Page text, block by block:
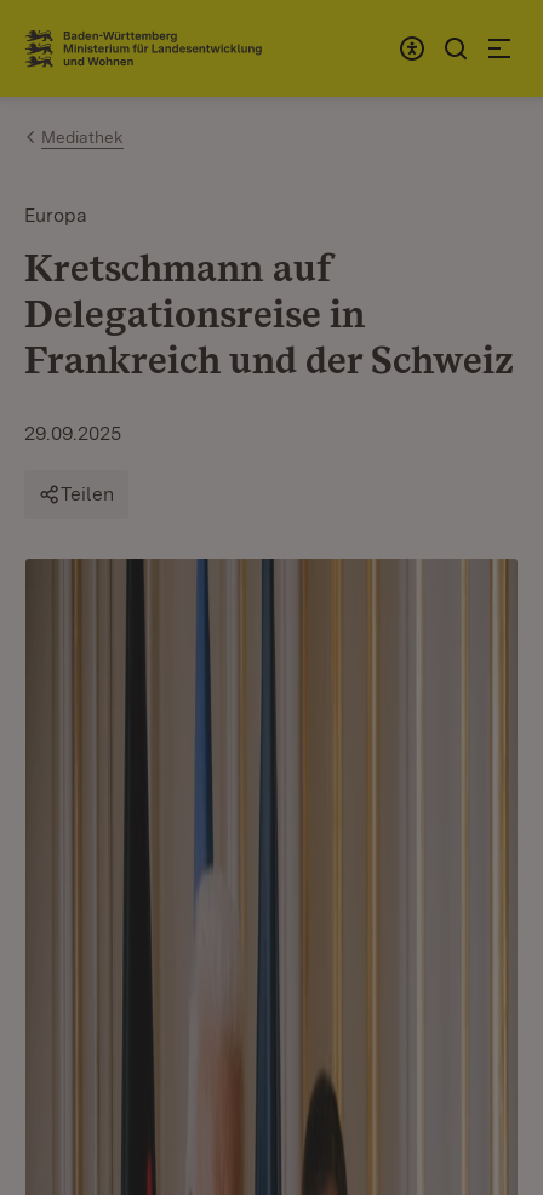
Zum Inhalt springen
Link zur Startseite
Mediathek
Europa
Kretschmann auf
Delegationsreise in
Frankreich und der Schweiz
29.09.2025
Teilen